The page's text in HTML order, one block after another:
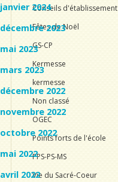
janvier 2024
décembre 2023
mai 2023
mars 2023
décembre 2022
novembre 2022
octobre 2022
mai 2022
avril 2022
Conseils d'établissement
Fêtes de Noël
GS-CP
Kermesse
kermesse
Non classé
OGEC
Points forts de l'école
PPS-PS-MS
Vie du Sacré-Coeur